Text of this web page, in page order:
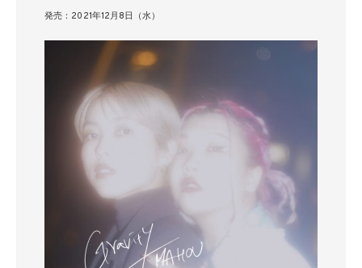
発売：2021年12月8日（水）